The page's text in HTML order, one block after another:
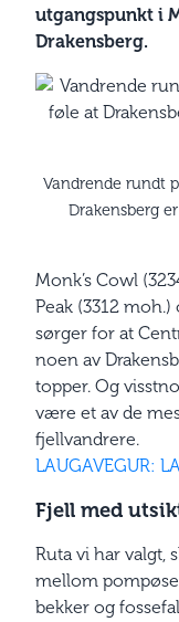
utgangspunkt i
Drakensberg.
Vandrende rundt
Drakensberg
Monk’s Cowl
Peak (3312
sørger for at
noen av
topper. Og
være et av de
fjellvandrere.
LAUGAVEGUR:
Fjell med
Ruta vi har valgt,
mellom
bekker og